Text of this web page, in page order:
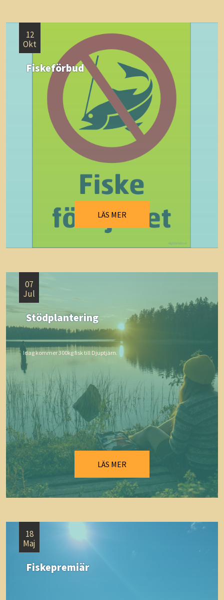
12
Okt
Fiskeförbud
LÄS MER
07
Jul
Idag kommer 300kg fisk till Djuptjärn.
Stödplantering
LÄS MER
18
Maj
Fiskepremiär